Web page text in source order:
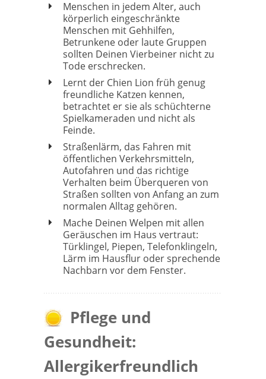
Menschen in jedem Alter, auch
körperlich eingeschränkte
Menschen mit Gehhilfen,
Betrunkene oder laute Gruppen
sollten Deinen Vierbeiner nicht zu
Tode erschrecken.
Lernt der Chien Lion früh genug
freundliche Katzen kennen,
betrachtet er sie als schüchterne
Spielkameraden und nicht als
Feinde.
Straßenlärm, das Fahren mit
öffentlichen Verkehrsmitteln,
Autofahren und das richtige
Verhalten beim Überqueren von
Straßen sollten von Anfang an zum
normalen Alltag gehören.
Mache Deinen Welpen mit allen
Geräuschen im Haus vertraut:
Türklingel, Piepen, Telefonklingeln,
Lärm im Hausflur oder sprechende
Nachbarn vor dem Fenster.
Pflege und
Gesundheit:
Allergikerfreundlich